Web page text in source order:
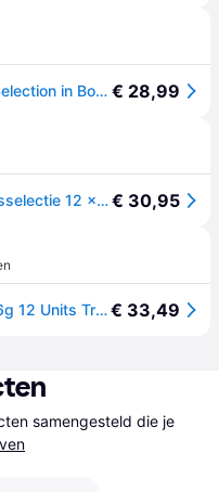
Applaws Cat Tin (12x156g) Fish Selection in Bouillon Multiverpakking € 28,99
Applaws natvoeding Multipack Visselectie 12 x 156 gr.€ 30,95
Applaws Fish Broth Cat Snack 156g 12 Units Transparant€ 33,49
samengesteld die je